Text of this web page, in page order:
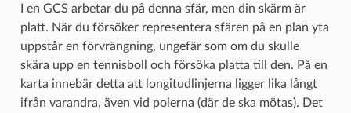
I en GCS arbetar du på denna sfär, men din skärm är
platt. När du försöker representera sfären på en plan yta
uppstår en förvrängning, ungefär som om du skulle
skära upp en tennisboll och försöka platta till den. På en
karta innebär detta att longitudlinjerna ligger lika långt
ifrån varandra, även vid polerna (där de ska mötas). Det